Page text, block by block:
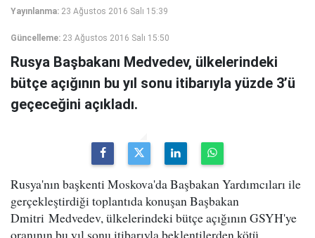
Yayınlanma: 23 Ağustos 2016 Salı 15:39
Güncelleme: 23 Ağustos 2016 Salı 15:50
Rusya Başbakanı Medvedev, ülkelerindeki
bütçe açığının bu yıl sonu itibarıyla yüzde 3’ü
geçeceğini açıkladı.
Rusya'nın başkenti Moskova'da Başbakan Yardımcıları ile
gerçekleştirdiği toplantıda konuşan Başbakan
Dmitri Medvedev, ülkelerindeki bütçe açığının GSYH'ye
oranının bu yıl sonu itibarıyla beklentilerden kötü